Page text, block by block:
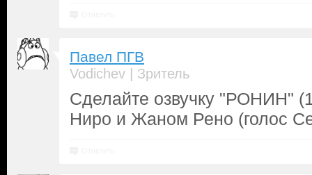
Павел ПГВ
Vodichev | Зритель
Сделайте озвучку "РОНИН"
Ниро и Жаном Рено (голос